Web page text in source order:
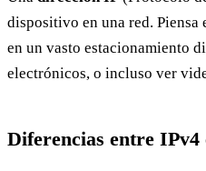
dispositivo en una red.
en un vasto estacionamiento
electrónicos, o incluso ver
Diferencias entre IPv4